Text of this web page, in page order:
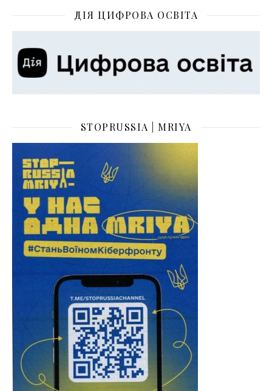
ДІЯ ЦИФРОВА ОСВІТА
STOPRUSSIA | MRIYA